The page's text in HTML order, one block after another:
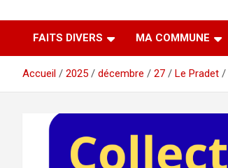
Presse 83
FAITS DIVERS MA COMMUNE
Accueil 2025 décembre 27 Le Pradet